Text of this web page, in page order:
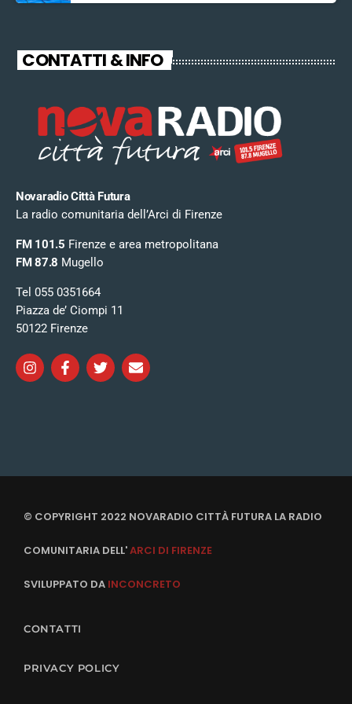
CONTATTI & INFO
Novaradio Città Futura
La radio comunitaria dell’Arci di Firenze
FM 101.5 Firenze e area metropolitana
FM 87.8 Mugello
Tel 055 0351664
Piazza de’ Ciompi 11
50122 Firenze
© COPYRIGHT 2022 NOVARADIO CITTÀ FUTURA LA RADIO
COMUNITARIA DELL'ARCI DI FIRENZE
SVILUPPATO DA INCONCRETO
CONTATTI
PRIVACY POLICY